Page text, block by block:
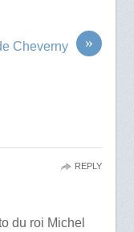
»
Cheverny
du roi Michel
REPLY